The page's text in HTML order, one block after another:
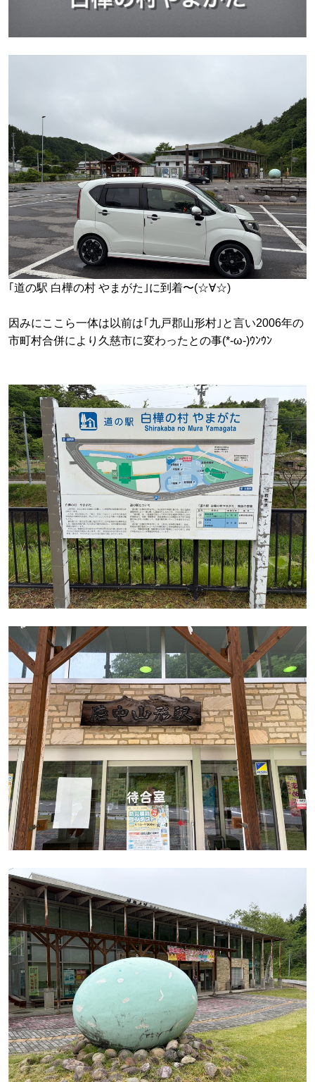
｢道の駅 白樺の村 やまがた｣に到着〜(☆∀☆)
因みにここら一体は以前は｢九戸郡山形村｣と言い2006年の
市町村合併により久慈市に変わったとの事(*-ω-)ｳﾝｳﾝ